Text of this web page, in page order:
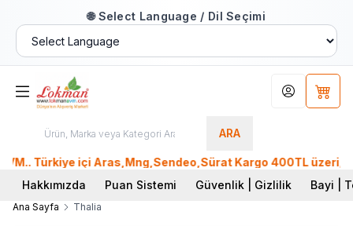
🌐 Select Language / Dil Seçimi
ARA
Hesabım
içi Aras,Mng,Sendeo,Sürat Kargo 400TL üzeri,
Hakkımızda
Puan Sistemi Güvenlik | Gizlilik Bayi |
Ana Sayfa Thalia